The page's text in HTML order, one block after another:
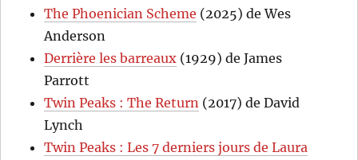
The Phoenician Scheme (2025) de Wes
Anderson
Derrière les barreaux (1929) de James
Parrott
Twin Peaks : The Return (2017) de David
Lynch
Twin Peaks : Les 7 derniers jours de Laura